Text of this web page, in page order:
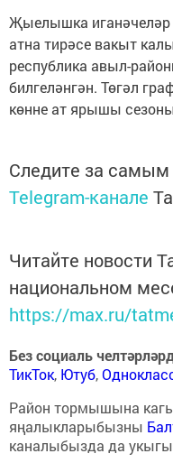
Җыелышка иганәчеләр
атна тирәсе вакыт
республика авыл-
билгеләнгән. Төгәл
көнне ат ярышы
Следите за
Telegram-канале
Читайте новости
национальном
https://max.ru/
Без социаль
ТикТок, Ютуб,
Район тормышына
яңалыкларыбызны
каналыбызда да